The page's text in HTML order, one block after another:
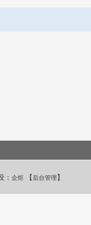
： 企炬【 后台管理 】